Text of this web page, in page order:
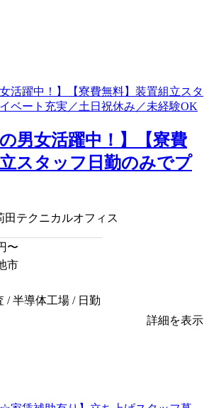
の男女活躍中！】【寮費
スタッフ日勤のみでプ
田テクニカルオフィス
〜
市
/ 半導体工場 / 日勤
詳細を表示